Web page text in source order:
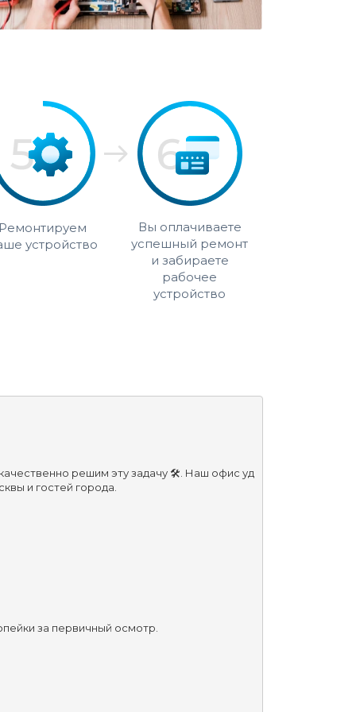
устройство
Вы оплачиваете
успешный ремонт
и забираете
рабочее
устройство
решим эту задачу 🛠️. Наш офис уд
и гостей города.
за первичный осмотр.